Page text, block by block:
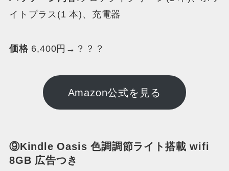
イトプラス(1 本)、充電器
価格6,400円→？？？
Amazon公式を見る
⑨Kindle Oasis 色調調節ライト搭載 wifi
8GB 広告つき